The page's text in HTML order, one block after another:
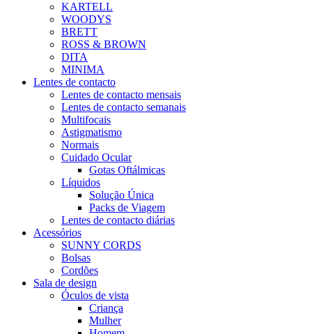
KARTELL
WOODYS
BRETT
ROSS & BROWN
DITA
MINIMA
Lentes de contacto
Lentes de contacto mensais
Lentes de contacto semanais
Multifocais
Astigmatismo
Normais
Cuidado Ocular
Gotas Oftálmicas
Líquidos
Solução Única
Packs de Viagem
Lentes de contacto diárias
Acessórios
SUNNY CORDS
Bolsas
Cordões
Sala de design
Óculos de vista
Criança
Mulher